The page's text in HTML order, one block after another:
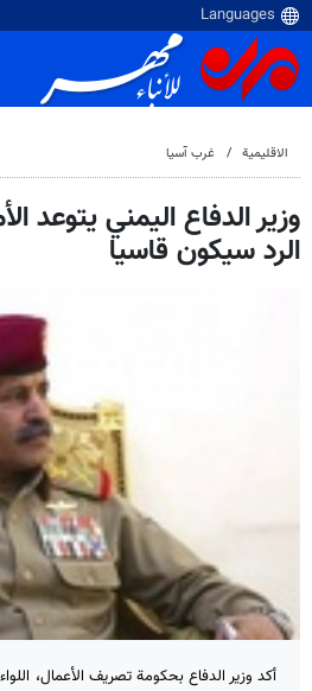
الاقلیمیة غرب آسیا
وزير الدفاع اليمني يتوعد
الرد سيكون قاسيا
أكد وزير الدفاع بحكومة تصريف الأعمال،